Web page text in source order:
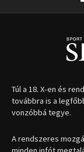
Túl a 18. X-en és
továbbra is a
vonzóbbá tegye.
A rendszeres